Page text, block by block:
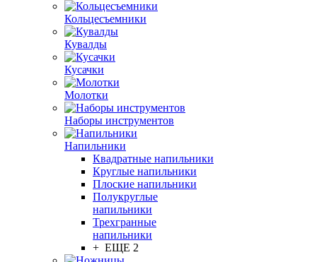
Кольцесъемники
Кувалды
Кусачки
Молотки
Наборы инструментов
Напильники
Квадратные напильники
Круглые напильники
Плоские напильники
Полукруглые
напильники
Трехгранные
напильники
+ ЕЩЕ 2